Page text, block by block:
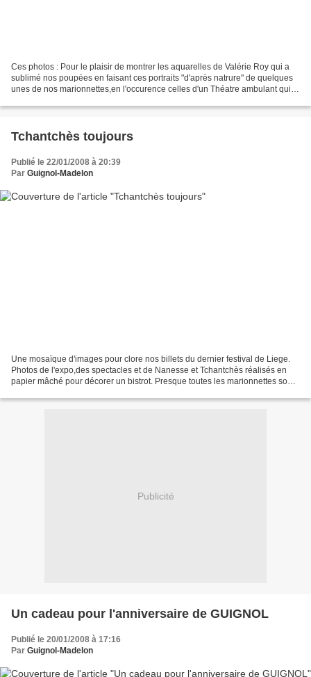
Ces photos : Pour le plaisir de montrer les aquarelles de Valérie Roy qui a
sublimé nos poupées en faisant ces portraits "d'après natrure" de quelques
unes de nos marionnettes,en l'occurence celles d'un Théatre ambulant qui
Tchantchès toujours
Publié le 22/01/2008 à 20:39
Par Guignol-Madelon
Une mosaïque d'images pour clore nos billets du dernier festival de Liege.
Photos de l'expo,des spectacles et de Nanesse et Tchantchès réalisés en
papier mâché pour décorer un bistrot. Presque toutes les marionnettes sont
Publicité
Un cadeau pour l'anniversaire de GUIGNOL
Publié le 20/01/2008 à 17:16
Par Guignol-Madelon